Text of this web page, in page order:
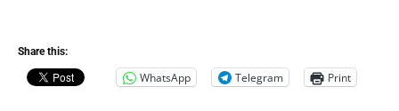
Share this:
WhatsApp Telegram Print